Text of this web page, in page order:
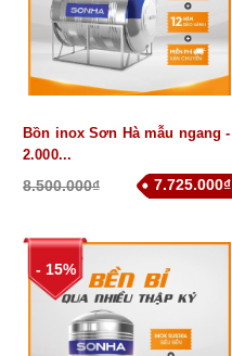
Bồn inox Sơn Hà mẫu ngang -
2.000...
8.500.000₫ 7.725.000₫
- 15%